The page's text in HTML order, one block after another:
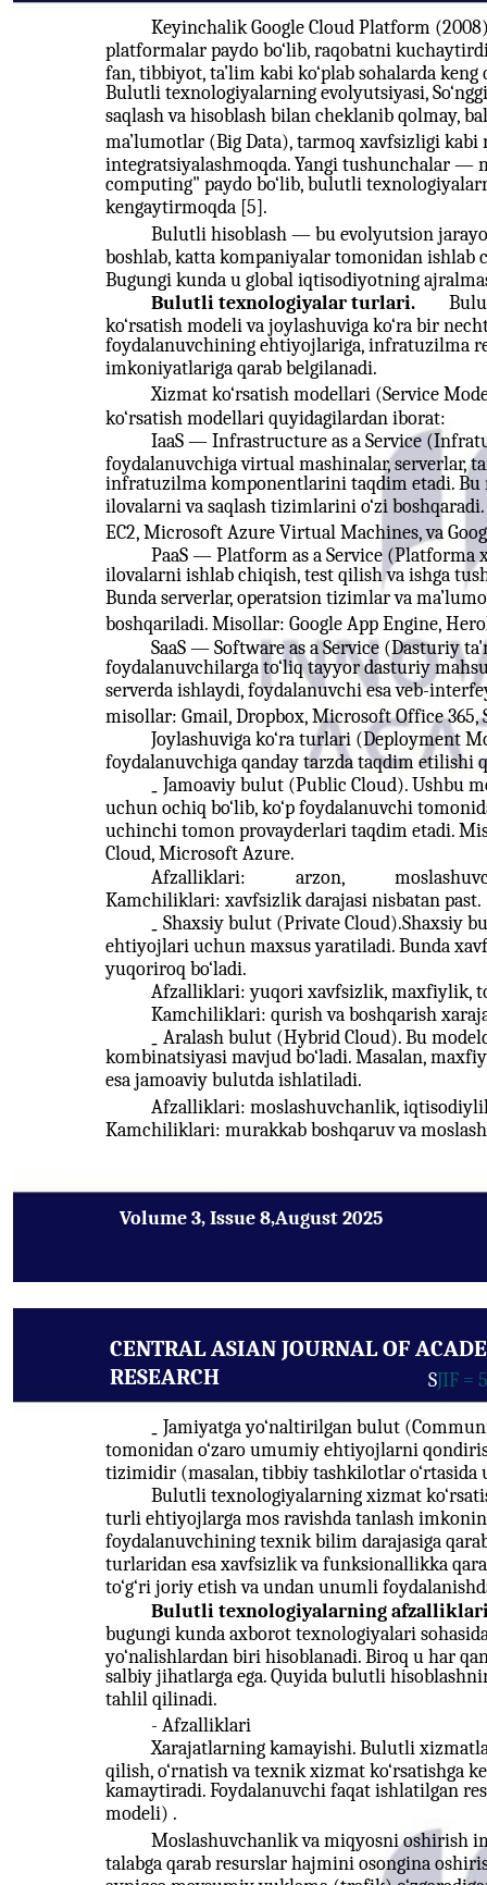
Volume 3, Issue 8,August 2025
Keyinchalik Google Cloud Platform
platformalar paydo bo‘lib, raqobatni
fan, tibbiyot, ta’lim kabi ko‘plab sohalarda
Bulutli texnologiyalarning evolyutsiyasi,
saqlash va hisoblash bilan cheklanib qolmay,
ma’lumotlar (Big Data), tarmoq xavfsizligi
integratsiyalashmoqda. Yangi tushunchalar —
computing" paydo bo‘lib, bulutli
kengaytirmoqda [5].
Bulutli hisoblash — bu evolyutsion
boshlab, katta kompaniyalar tomonidan ishlab
Bugungi kunda u global iqtisodiyotning
Bulutli texnologiyalar turlari.
ko‘rsatish modeli va joylashuviga ko‘ra bir
foydalanuvchining ehtiyojlariga, infratuzilma
imkoniyatlariga qarab belgilanadi.
Xizmat ko‘rsatish modellari (Service
ko‘rsatish modellari quyidagilardan iborat:
IaaS — Infrastructure as a Service
foydalanuvchiga virtual mashinalar, serverlar,
infratuzilma komponentlarini taqdim etadi.
ilovalarni va saqlash tizimlarini o‘zi
EC2, Microsoft Azure Virtual Machines, va
PaaS — Platform as a Service (Platforma
ilovalarni ishlab chiqish, test qilish va ishga
Bunda serverlar, operatsion tizimlar va
boshqariladi. Misollar: Google App Engine,
SaaS — Software as a Service (Dasturiy
foydalanuvchilarga to‘liq tayyor dasturiy
serverda ishlaydi, foydalanuvchi esa veb-
misollar: Gmail, Dropbox, Microsoft Office 365,
Joylashuviga ko‘ra turlari (Deployment
foydalanuvchiga qanday tarzda taqdim etilishi
- Jamoaviy bulut (Public Cloud). Ushbu
uchun ochiq bo‘lib, ko‘p foydalanuvchi
uchinchi tomon provayderlari taqdim etadi.
Cloud, Microsoft Azure.
Afzalliklari:
arzon,
Kamchiliklari: xavfsizlik darajasi nisbatan past.
- Shaxsiy bulut (Private Cloud).Shaxsiy
ehtiyojlari uchun maxsus yaratiladi. Bunda
yuqoriroq bo‘ladi.
Afzalliklari: yuqori xavfsizlik, maxfiylik,
Kamchiliklari: qurish va boshqarish
- Aralash bulut (Hybrid Cloud). Bu
kombinatsiyasi mavjud bo‘ladi. Masalan,
esa jamoaviy bulutda ishlatiladi.
Afzalliklari: moslashuvchanlik,
Kamchiliklari: murakkab boshqaruv va
CENTRAL ASIAN JOURNAL OF
RESEARCH
SJIF =
- Jamiyatga yo‘naltirilgan bulut
tomonidan o‘zaro umumiy ehtiyojlarni
tizimidir (masalan, tibbiy tashkilotlar o‘rtasida
Bulutli texnologiyalarning xizmat
turli ehtiyojlarga mos ravishda tanlash imkonini
foydalanuvchining texnik bilim darajasiga
turlaridan esa xavfsizlik va funksionallikka
to‘g‘ri joriy etish va undan unumli
Bulutli texnologiyalarning
bugungi kunda axborot texnologiyalari
yo‘nalishlardan biri hisoblanadi. Biroq u har
salbiy jihatlarga ega. Quyida bulutli
tahlil qilinadi.
- Afzalliklari
Xarajatlarning kamayishi. Bulutli
qilish, o‘rnatish va texnik xizmat ko‘rsatishga
kamaytiradi. Foydalanuvchi faqat ishlatilgan
modeli) .
Moslashuvchanlik va miqyosni oshirish
talabga qarab resurslar hajmini osongina